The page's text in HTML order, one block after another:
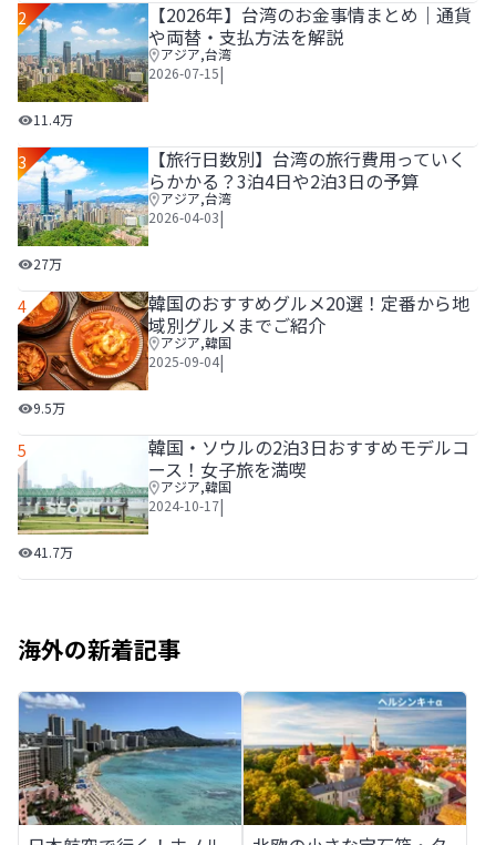
2
【2026年】台湾のお金事情まとめ｜通貨や両替・支払方法
11.4万
【2026年】台湾のお金事情まとめ｜通貨
や両替・支払方法を解説
アジア,台湾
2026-07-15|
3
【旅行日数別】台湾の旅行費用っていくらかかる？3泊4日
27万
【旅行日数別】台湾の旅行費用っていく
らかかる？3泊4日や2泊3日の予算
アジア,台湾
2026-04-03|
4
韓国のおすすめグルメ20選！定番から地域別グルメまでご
9.5万
韓国のおすすめグルメ20選！定番から地
域別グルメまでご紹介
アジア,韓国
2025-09-04|
5
韓国・ソウルの2泊3日おすすめモデルコース！女子旅を満喫
41.7万
韓国・ソウルの2泊3日おすすめモデルコ
ース！女子旅を満喫
アジア,韓国
2024-10-17|
海外の新着記事
日本航空で行く！ホノルル6日間＜空港～ホテル間は専用車
北欧の小さな宝石箱・タリ